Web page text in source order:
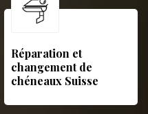
Réparation et
changement de
chéneaux Suisse